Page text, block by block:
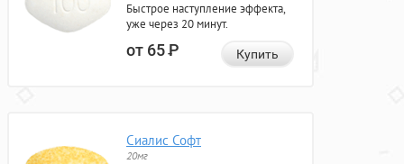
Быстрое наступление эффекта,
уже через 20 минут.
от 65Р Купить
Сиалис Софт
20мг